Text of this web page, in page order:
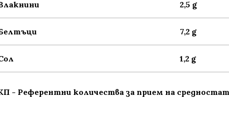
2,5 g
7,2 g
1,2 g
- Референтни количества за прием на